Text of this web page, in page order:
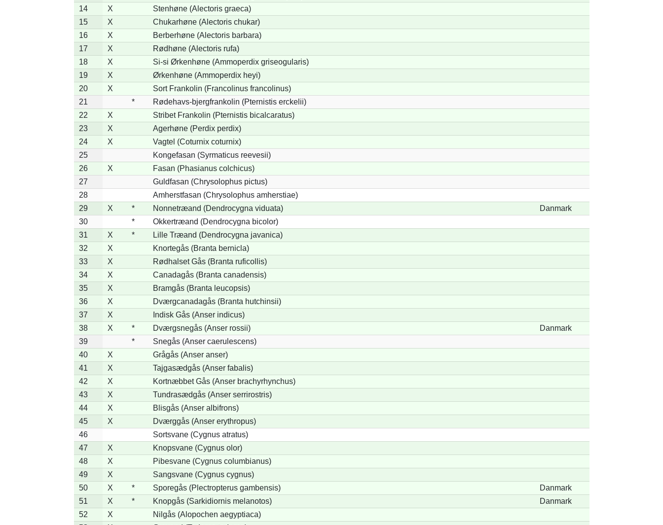
14
X
Stenhøne (Alectoris graeca)
15
X
Chukarhøne (Alectoris chukar)
16
X
Berberhøne (Alectoris barbara)
17
X
Rødhøne (Alectoris rufa)
18
X
Si-si Ørkenhøne (Ammoperdix griseogularis)
19
X
Ørkenhøne (Ammoperdix heyi)
20
X
Sort Frankolin (Francolinus francolinus)
21
*
Rødehavs-bjergfrankolin (Pternistis erckelii)
22
X
Stribet Frankolin (Pternistis bicalcaratus)
23
X
Agerhøne (Perdix perdix)
24
X
Vagtel (Coturnix coturnix)
25
Kongefasan (Syrmaticus reevesii)
26
X
Fasan (Phasianus colchicus)
27
Guldfasan (Chrysolophus pictus)
28
Amherstfasan (Chrysolophus amherstiae)
29
X * Nonnetræand (Dendrocygna viduata)
Danmark
30
*
Okkertræand (Dendrocygna bicolor)
31
X *
Lille Træand (Dendrocygna javanica)
32
X
Knortegås (Branta bernicla)
33
X
Rødhalset Gås (Branta ruficollis)
34
X
Canadagås (Branta canadensis)
35
X
Bramgås (Branta leucopsis)
36
X
Dværgcanadagås (Branta hutchinsii)
37
X
Indisk Gås (Anser indicus)
38
X * Dværgsnegås (Anser rossii)
Danmark
39
*
Snegås (Anser caerulescens)
40
X
Grågås (Anser anser)
41
X
Tajgasædgås (Anser fabalis)
42
X
Kortnæbbet Gås (Anser brachyrhynchus)
43
X
Tundrasædgås (Anser serrirostris)
44
X
Blisgås (Anser albifrons)
45
X
Dværggås (Anser erythropus)
46
Sortsvane (Cygnus atratus)
47
X
Knopsvane (Cygnus olor)
48
X
Pibesvane (Cygnus columbianus)
49
X
Sangsvane (Cygnus cygnus)
50
X * Sporegås (Plectropterus gambensis)
Danmark
51
X * Knopgås (Sarkidiornis melanotos)
Danmark
52
X
Nilgås (Alopochen aegyptiaca)